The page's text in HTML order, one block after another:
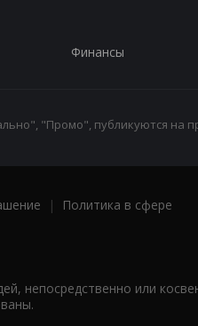
Финансы
"Промо", публикуются на
|
Политика в сфере
непосредственно или